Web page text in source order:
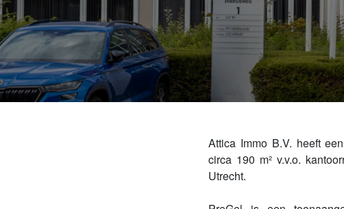
Attica Immo B.V. heeft
circa 190 m² v.v.o.
Utrecht.